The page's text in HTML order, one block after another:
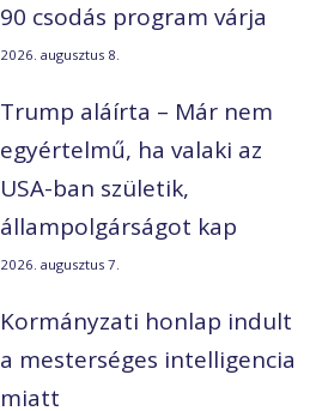
90 csodás program várja
2026. augusztus 8.
Trump aláírta – Már nem
egyértelmű, ha valaki az
USA-ban születik,
állampolgárságot kap
2026. augusztus 7.
Kormányzati honlap indult
a mesterséges intelligencia
miatt